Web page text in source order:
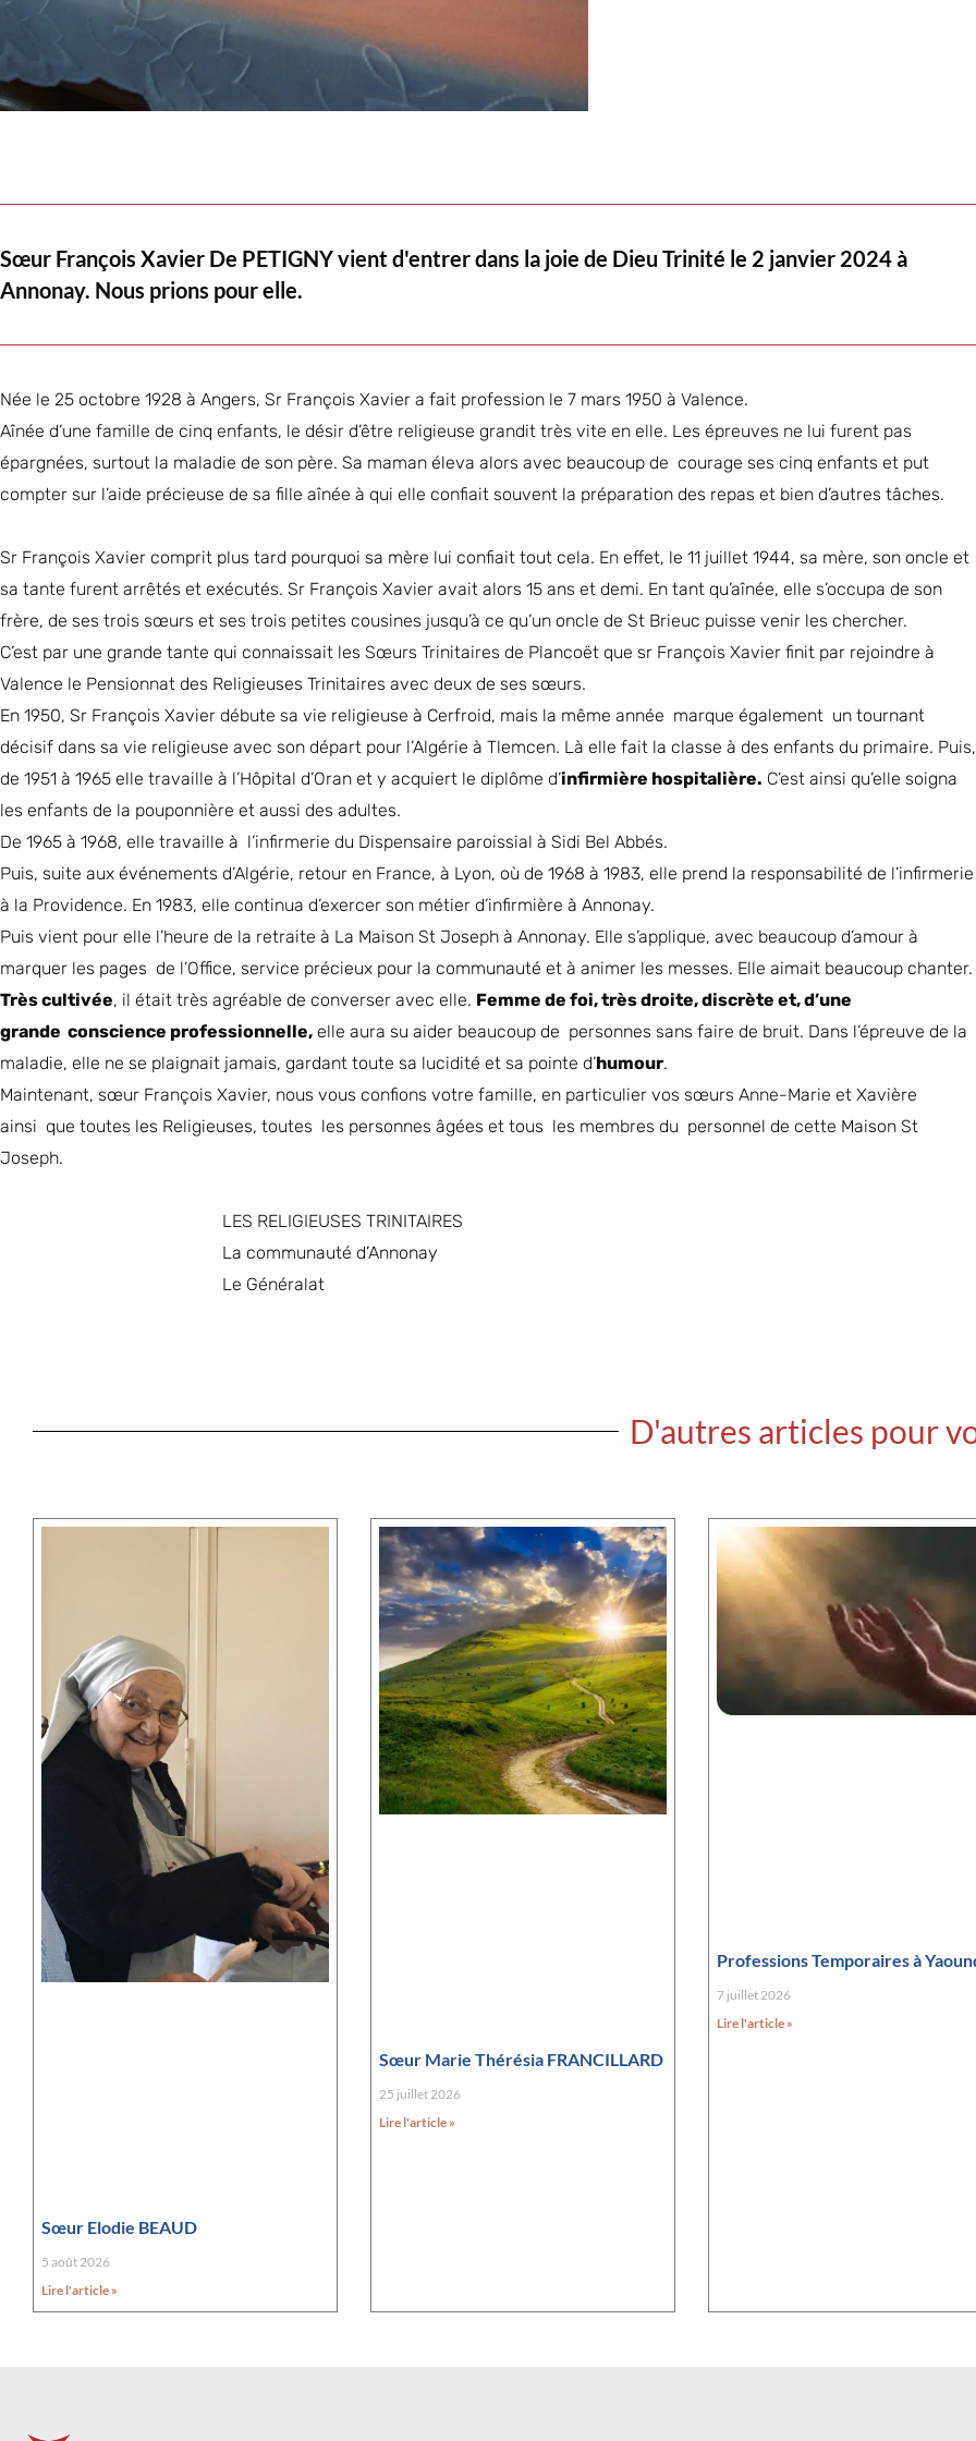
Sœur François Xavier De PETIGNY vient d'entrer dans la joie de Dieu Trinité le 2 janvier 2024 à
Annonay. Nous prions pour elle.
Née le 25 octobre 1928 à Angers, Sr François Xavier a fait profession le 7 mars 1950 à Valence.
Aînée d’une famille de cinq enfants, le désir d’être religieuse grandit très vite en elle. Les épreuves ne lui furent pas
épargnées, surtout la maladie de son père. Sa maman éleva alors avec beaucoup de courage ses cinq enfants et put
compter sur l’aide précieuse de sa fille aînée à qui elle confiait souvent la préparation des repas et bien d’autres tâches.
Sr François Xavier comprit plus tard pourquoi sa mère lui confiait tout cela. En effet, le 11 juillet 1944, sa mère, son oncle et
sa tante furent arrêtés et exécutés. Sr François Xavier avait alors 15 ans et demi. En tant qu’aînée, elle s’occupa de son
frère, de ses trois sœurs et ses trois petites cousines jusqu’à ce qu’un oncle de St Brieuc puisse venir les chercher.
C’est par une grande tante qui connaissait les Sœurs Trinitaires de Plancoët que sr François Xavier finit par rejoindre à
Valence le Pensionnat des Religieuses Trinitaires avec deux de ses sœurs.
En 1950, Sr François Xavier débute sa vie religieuse à Cerfroid, mais la même année marque également un tournant
décisif dans sa vie religieuse avec son départ pour l’Algérie à Tlemcen. Là elle fait la classe à des enfants du primaire. Puis,
de 1951 à 1965 elle travaille à l’Hôpital d’Oran et y acquiert le diplôme d’infirmière hospitalière. C’est ainsi qu’elle soigna
les enfants de la pouponnière et aussi des adultes.
De 1965 à 1968, elle travaille à l’infirmerie du Dispensaire paroissial à Sidi Bel Abbés.
Puis, suite aux événements d’Algérie, retour en France, à Lyon, où de 1968 à 1983, elle prend la responsabilité de l’infirmerie
à la Providence. En 1983, elle continua d’exercer son métier d’infirmière à Annonay.
Puis vient pour elle l’heure de la retraite à La Maison St Joseph à Annonay. Elle s’applique, avec beaucoup d’amour à
marquer les pages de l’Office, service précieux pour la communauté et à animer les messes. Elle aimait beaucoup chanter.
Très cultivée, il était très agréable de converser avec elle. Femme de foi, très droite, discrète et, d’une
grande conscience professionnelle, elle aura su aider beaucoup de personnes sans faire de bruit. Dans l’épreuve de la
maladie, elle ne se plaignait jamais, gardant toute sa lucidité et sa pointe d’humour.
Maintenant, sœur François Xavier, nous vous confions votre famille, en particulier vos sœurs Anne-Marie et Xavière
ainsi que toutes les Religieuses, toutes les personnes âgées et tous les membres du personnel de cette Maison St
Joseph.
LES RELIGIEUSES TRINITAIRES
La communauté d’Annonay
Le Généralat
D'autres articles pour
Sœur Elodie BEAUD
5 août 2026
Lire l'article »
Sœur Marie Thérésia FRANCILLARD
25 juillet 2026
Lire l'article »
Professions Temporaires à
7 juillet 2026
Lire l'article »